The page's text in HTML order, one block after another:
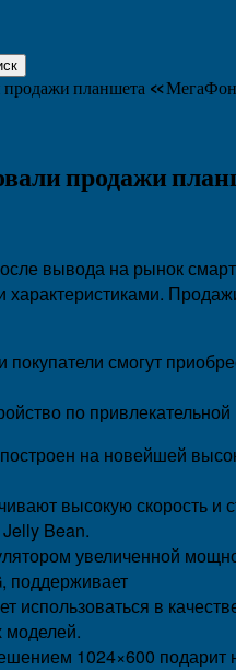
продажи планшета
продажи
вывода на рынок
смогут
по
на новейшей
высокую скорость
Bean.
увеличенной
поддерживает
использоваться в
моделей.
1024×600